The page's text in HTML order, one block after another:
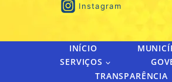
Instagram
INÍCIO
SERVIÇOS
TRANSPARÊNCIA